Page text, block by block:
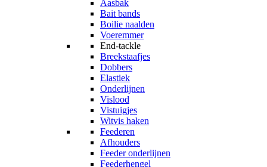
Aasbak
Bait bands
Boilie naalden
Voeremmer
End-tackle
Breekstaafjes
Dobbers
Elastiek
Onderlijnen
Vislood
Vistuigjes
Witvis haken
Feederen
Afhouders
Feeder onderlijnen
Feederhengel